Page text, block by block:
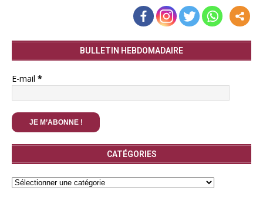
BULLETIN HEBDOMADAIRE
E-mail *
CATÉGORIES